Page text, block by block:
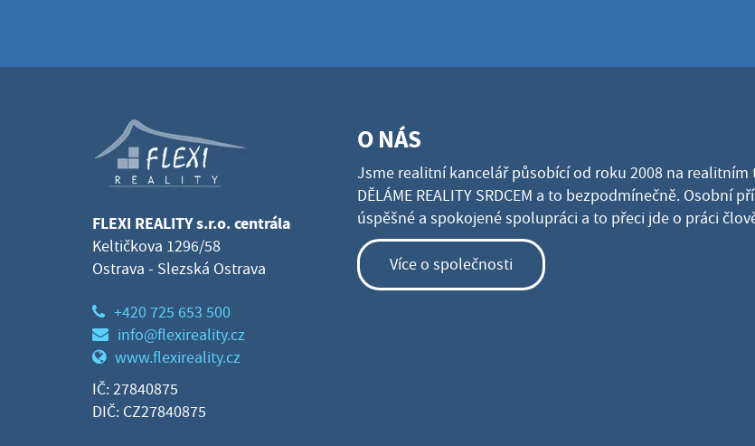
FLEXI REALITY s.r.o. centrála
Keltičkova 1296/58
Ostrava - Slezská Ostrava
+420 725 653 500
info@flexireality.cz
www.flexireality.cz
IČ: 27840875
DIČ: CZ27840875
O NÁS
Jsme realitní kancelář působící od roku 2008 na
DĚLÁME REALITY SRDCEM a to bezpodmínečně.
úspěšné a spokojené spolupráci a to přeci jde o práci
Více o společnosti